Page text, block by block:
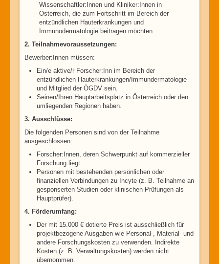
Wissenschaftler:Innen und Kliniker:Innen in
Österreich, die zum Fortschritt im Bereich der
entzündlichen Hauterkrankungen und
Immunodermatologie beitragen möchten.
2. Teilnahmevoraussetzungen:
Bewerber:Innen müssen:
Ein/e aktive/r Forscher:Inn im Bereich der
entzündlichen Hauterkrankungen/Immundermatologie
und Mitglied der ÖGDV sein.
Seinen/Ihren Hauptarbeitsplatz in Österreich oder den
umliegenden Regionen haben.
3. Ausschlüsse:
Die folgenden Personen sind von der Teilnahme
ausgeschlossen:
Forscher:Innen, deren Schwerpunkt auf kommerzieller
Forschung liegt.
Personen mit bestehenden persönlichen oder
finanziellen Verbindungen zu Incyte (z. B. Teilnahme an
gesponserten Studien oder klinischen Prüfungen als
Hauptprüfer).
4. Förderumfang:
Der mit 15.000 € dotierte Preis ist ausschließlich für
projektbezogene Ausgaben wie Personal-, Material- und
andere Forschungskosten zu verwenden. Indirekte
Kosten (z. B. Verwaltungskosten) werden nicht
übernommen.